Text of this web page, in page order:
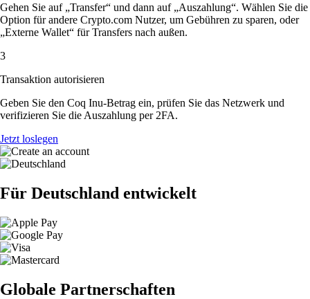
Gehen Sie auf „Transfer“ und dann auf „Auszahlung“. Wählen Sie die
Option für andere Crypto.com Nutzer, um Gebühren zu sparen, oder
„Externe Wallet“ für Transfers nach außen.
3
Transaktion autorisieren
Geben Sie den Coq Inu-Betrag ein, prüfen Sie das Netzwerk und
verifizieren Sie die Auszahlung per 2FA.
Jetzt loslegen
Für Deutschland entwickelt
Globale Partnerschaften